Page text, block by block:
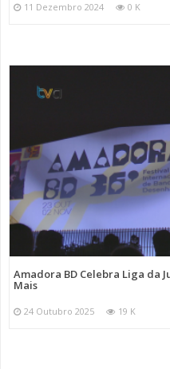
11 Dezembro 2024 0 K
Amadora BD Celebra Liga da
Mais
24 Outubro 2025 19 K